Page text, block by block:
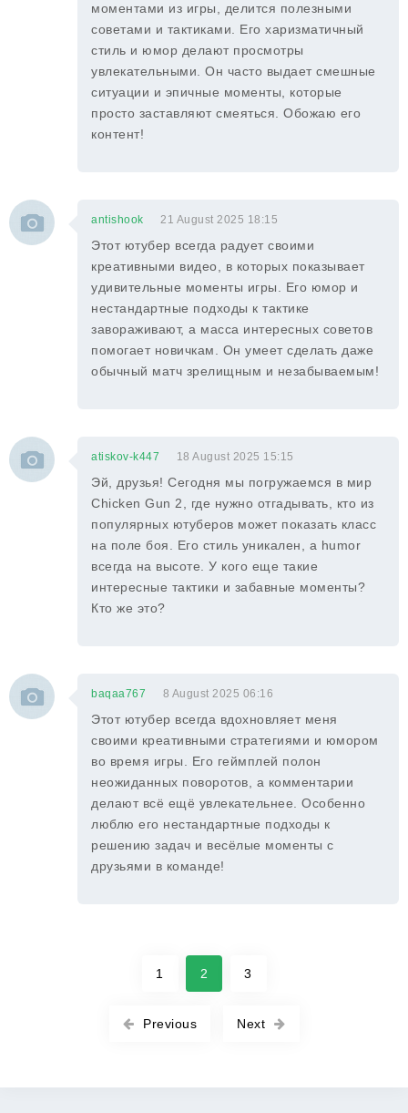
моментами из игры, делится полезными
советами и тактиками. Его харизматичный
стиль и юмор делают просмотры
увлекательными. Он часто выдает смешные
ситуации и эпичные моменты, которые
просто заставляют смеяться. Обожаю его
контент!
antishook 21 August 2025 18:15
Этот ютубер всегда радует своими
креативными видео, в которых показывает
удивительные моменты игры. Его юмор и
нестандартные подходы к тактике
завораживают, а масса интересных советов
помогает новичкам. Он умеет сделать даже
обычный матч зрелищным и незабываемым!
atiskov-k447 18 August 2025 15:15
Эй, друзья! Сегодня мы погружаемся в мир
Chicken Gun 2, где нужно отгадывать, кто из
популярных ютуберов может показать класс
на поле боя. Его стиль уникален, а humor
всегда на высоте. У кого еще такие
интересные тактики и забавные моменты?
Кто же это?
baqaa767 8 August 2025 06:16
Этот ютубер всегда вдохновляет меня
своими креативными стратегиями и юмором
во время игры. Его геймплей полон
неожиданных поворотов, а комментарии
делают всё ещё увлекательнее. Особенно
люблю его нестандартные подходы к
решению задач и весёлые моменты с
друзьями в команде!
Previous
1 2 3
Next